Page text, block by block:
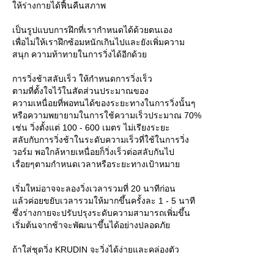
ห้ร่างกายได้ฟื้นคืนสภาพ
เป็นรูปแบบการฝึกที่เรากำหนดได้ด้วยตนเอง
เพื่อไม่ให้เราฝึกซ้อมหนักเกินไปและยังเพิ่มความ
สนุก ความท้าทายในการวิ่งได้อีกด้ว
การวิ่งช้าสลับเร็ว ให้กำหนดการวิ่งเร็ว
ตามที่ตั้งใจไว้ในสัดส่วนประมาณของ
ความเหนื่อยที่พอทนได้ของระยะทางในการวิ่งนั้นๆ
หรือความพยายามในการใช้ความเร็วประมาณ 70%
เช่น วิ่งตั้งแต่ 100 - 600 เมตร ไม่เรียงระยะ
สลับกับการวิ่งช้าในระดับความเร็วที่ใช้ในการวิ่ง
วอร์ม พอใกล้หายเหนื่อยก็วิ่งเร็วต่อสลับกันไป
เรื่อยๆตามกำหนดเวลาหรือระยะทางเป้าหมา
เริ่มใหม่อาจจะลองวิ่งเวลารวมที่ 20 นาทีก่อน
ล้วค่อยขยับเวลารวมให้มากขึ้นครั้งละ 1 - 5 นาที
ซึ่งร่างกายจะปรับปรุงระดับความสามารถเพิ่มขึ้น
เริ่มต้นจากช้าจะพัฒนาขึ้นได้อย่างปลอดภั
ถ้าใส่ชุดวิ่ง KRUDIN จะวิ่งได้ง่ายและคล่องตัว